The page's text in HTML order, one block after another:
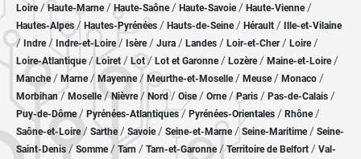
Loire/Haute-Marne/ Haute-Saône/ Haute-Savoie/ Haute-Vienne/
Hautes-Alpes/ Hautes-Pyrénées / Hauts-de-Seine/ Hérault / Ille-et-Vilaine
/ Indre/ Indre-et-Loire/ Isère/ Jura / Landes / Loir-et-Cher/ Loire/
Loire-Atlantique/ Loiret / Lot/ Lot et Garonne/ Lozère / Maine-et-Loire/
Manche/ Marne/ Mayenne/ Meurthe-et-Moselle/ Meuse/ Monaco /
Morbihan/ Moselle/ Nièvre / Nord/ Oise / Orne/Paris / Pas-de-Calais /
Puy-de-Dôme/ Pyrénées-Atlantiques / Pyrénées-Orientales / Rhône/
Saône-et-Loire/ Sarthe/ Savoie/ Seine-et-Marne/ Seine-Maritime/ Seine-
Saint-Denis /Somme/ Tarn / Tarn-et-Garonne/Territoire de Belfort / Val-